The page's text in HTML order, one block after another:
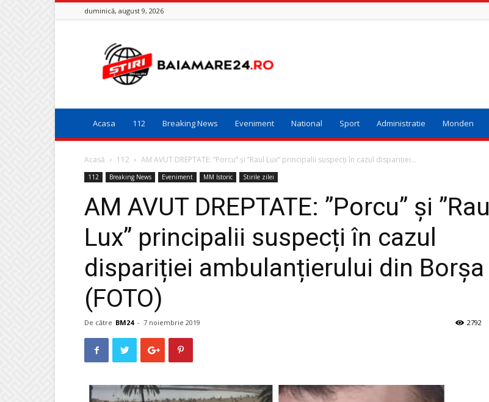
duminică, august 9, 2026
Baia
Mare
24
Acasa 112 Breaking News Eveniment National Sport Administratie Monden
Acasă 112 AM AVUT DREPTATE: ”Porcu” și ”Raul Lux” principalii suspecți în cazul dispariției...
112 Breaking News Eveniment MM Istoric Stirile zilei
AM AVUT DREPTATE: ”Porcu” și ”Raul
Lux” principalii suspecți în cazul
dispariției ambulanțierului din Borșa
(FOTO)
De către BM24 - 7 noiembrie 2019 2792